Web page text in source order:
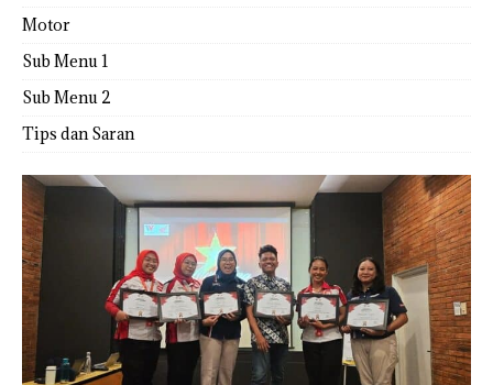
Motor
Sub Menu 1
Sub Menu 2
Tips dan Saran